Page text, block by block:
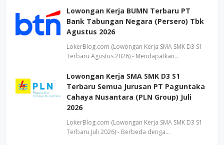
Lowongan Kerja BUMN Terbaru PT
Bank Tabungan Negara (Persero) Tbk
Agustus 2026
LokerBlog.com (Lowongan Kerja SMA SMK D3 S1
Terbaru Agustus 2026) - Mendapatkan…
Lowongan Kerja SMA SMK D3 S1
Terbaru Semua Jurusan PT Paguntaka
Cahaya Nusantara (PLN Group) Juli
2026
LokerBlog.com (Lowongan Kerja SMA SMK D3 S1
Terbaru Juli 2026) - Berbeda denga…